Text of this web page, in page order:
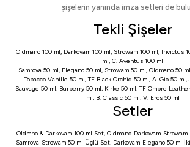
şişelerin yanında imza setleri de
Tekli Şişeler
Oldmano 100 ml, Darkovam 100 ml, Strowam 100 ml, Invictus
ml, C. Aventus 100 ml
Samrova 50 ml, Elegano 50 ml, Strowam 50 ml, Oldmano 50 ml
Tobacco Vanille 50 ml,TF Black Orchid 50 ml, A. Gio 50 ml,
Sauvage 50 ml, Burberry 50 ml, Kirke 50 ml,TF Ombre
ml, B. Classic 50 ml, V. Eros 50 ml
Setler
Oldmno & Darkovam 100 ml Set, Oldmano-Darkovam-Strowam
Samrova-Strowam 50 ml Üçlü Set, Darkovam-Elegano 50 ml